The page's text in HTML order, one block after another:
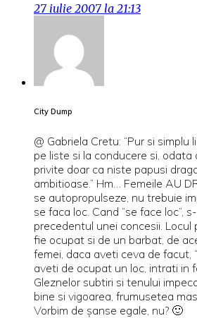
27 iulie 2007 la 21:13
City Dump
@ Gabriela Cretu: “Pur si simplu
pe liste si la conducere si, odata
privite doar ca niste papusi
ambitioase.” Hm… Femeile AU
se autopropulseze, nu trebuie
se faca loc. Cand “se face loc”,
precedentul unei concesii.
fie ocupat si de un barbat, de
femei, daca aveti ceva de facut,
aveti de ocupat un loc, intrati in
Gleznelor subtiri si tenului
bine si vigoarea, frumusetea
Vorbim de şanse egale, nu? 🙂